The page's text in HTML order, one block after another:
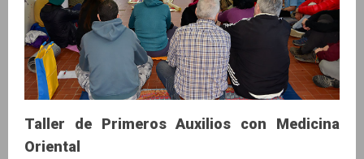
Taller de Primeros Auxilios con Medicina
Oriental